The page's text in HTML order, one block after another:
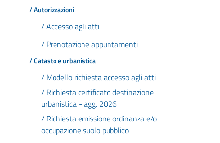
/ Autorizzazioni
/ Accesso agli atti
/ Prenotazione appuntamenti
/ Catasto e urbanistica
/ Modello richiesta accesso agli atti
/ Richiesta certificato destinazione
urbanistica - agg. 2026
/ Richiesta emissione ordinanza e/o
occupazione suolo pubblico